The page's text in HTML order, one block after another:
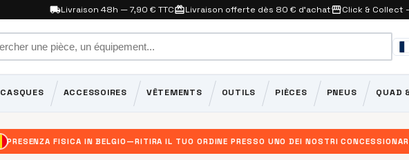
local_shippingLivraison 48h — 7,90 € TTCcard_giftcardLivraison offerte dès 80 € d'achatstorefrontClick & Collect
CASQUES ACCESSOIRES VÊTEMENTS OUTILS PIÈCES PNEUS QUAD
PRESENZA FISICA IN BELGIO—RITIRA IL TUO ORDINE PRESSO UNO DEI NOSTRI